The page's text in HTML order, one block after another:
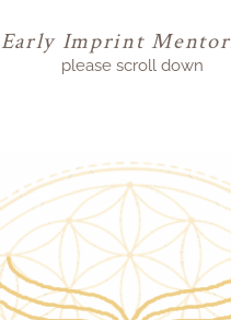
Early Imprint
please scroll down